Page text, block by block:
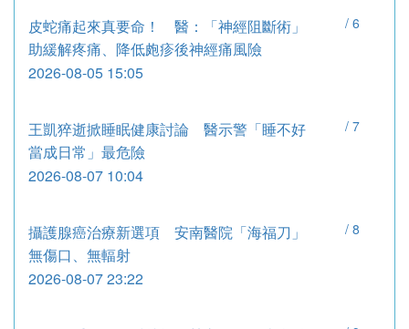
皮蛇痛起來真要命！ 醫：「神經阻斷術」
助緩解疼痛、降低皰疹後神經痛風險
2026-08-05 15:05
/ 6
王凱猝逝掀睡眠健康討論 醫示警「睡不好
當成日常」最危險
2026-08-07 10:04
/ 7
攝護腺癌治療新選項 安南醫院「海福刀」
無傷口、無輻射
2026-08-07 23:22
/ 8